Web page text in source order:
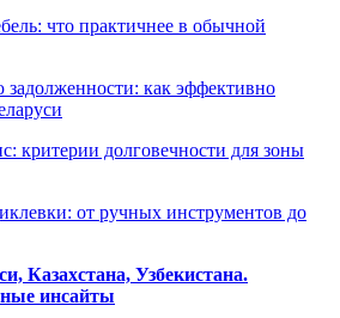
что практичнее в обычной
как эффективно
критерии долговечности для зоны
от ручных инструментов до
Казахстана, Узбекистана.
инсайты